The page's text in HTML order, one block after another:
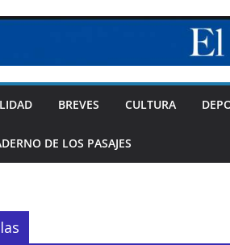
BREVES CULTURA
DE LOS PASAJES